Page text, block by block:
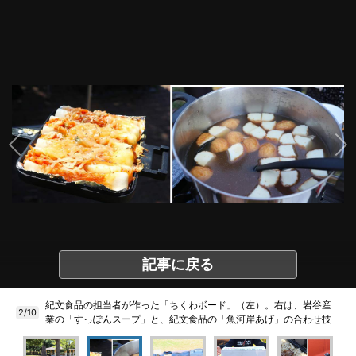
記事に戻る
2/10
紀文食品の担当者が作った「ちくわボード」（左）。右は、岩谷産
業の「すっぽんスープ」と、紀文食品の「魚河岸あげ」の合わせ技